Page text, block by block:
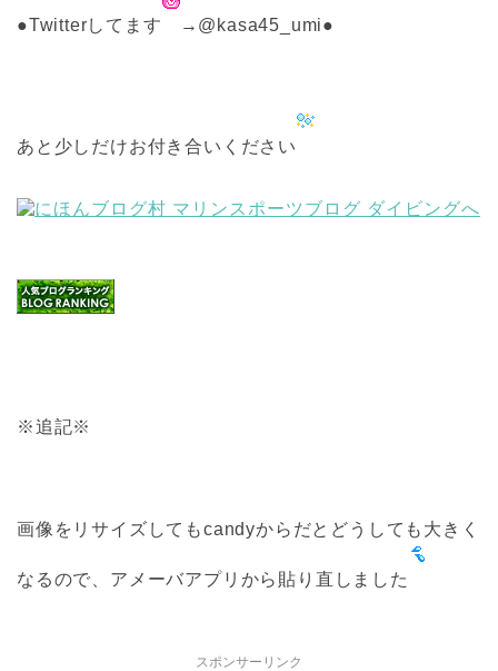
●Twitterしてます →@kasa45_umi●
あと少しだけお付き合いください
※追記※
画像をリサイズしてもcandyからだとどうしても大きく
なるので、アメーバアプリから貼り直しました
スポンサーリンク